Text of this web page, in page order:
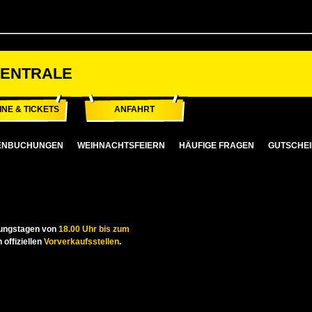
& TICKETS
WEIHNACHTSFEIERN HÄUFIGE FRAGEN
ANFAHRT
von 18.00 Uhr bis zum
offiziellen Vorverkaufsstellen.